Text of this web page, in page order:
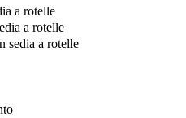
a rotelle
a rotelle
sedia a rotelle